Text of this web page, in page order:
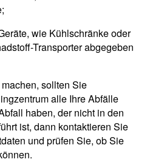
wie Kühlschränke oder
Transporter abgegeben
sollten Sie
alle Ihre Abfälle
haben, der nicht in den
ist, dann kontaktieren Sie
und prüfen Sie, ob Sie